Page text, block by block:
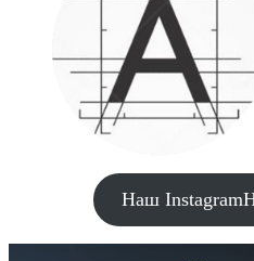
Наш Instagram